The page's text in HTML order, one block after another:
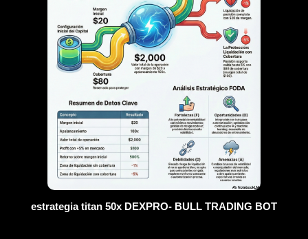
estrategia titan 50x DEXPRO- BULL TRADING BOT